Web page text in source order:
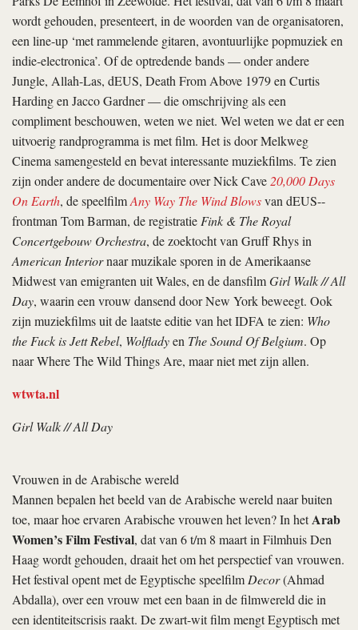
wordt gehouden, presenteert, in de woorden van de organisatoren,
een line-up ‘met rammelende gitaren, avontuurlijke popmuziek en
indie-electronica’. Of de optredende bands — onder andere
Jungle, Allah-Las, dEUS, Death From Above 1979 en Curtis
Harding en Jacco Gardner — die omschrijving als een
compliment beschouwen, weten we niet. Wel weten we dat er een
uitvoerig randprogramma is met film. Het is door Melkweg
Cinema samengesteld en bevat interessante muziekfilms. Te zien
zijn onder andere de documentaire over Nick Cave20,000 Days
On Earth, de speelfilmAny Way The Wind Blowsvan dEUS-­
frontman Tom Barman, de registratieFink & The Royal
Concertgebouw Orchestra, de zoektocht van Gruff Rhys in
American Interiornaar muzikale sporen in de Amerikaanse
Midwest van emigranten uit Wales, en de dansfilmGirl Walk // All
Day, waarin een vrouw dansend door New York beweegt. Ook
zijn muziekfilms uit de laatste editie van het IDFA te zien: Who
the Fuck is Jett Rebel, Wolfladyen The Sound Of Belgium. Op
naar Where The Wild Things Are, maar niet met zijn allen.
wtwta.nl
Girl Walk // All Day
Vrouwen in de Arabische wereld
Mannen bepalen het beeld van de Arabische wereld naar buiten
toe, maar hoe ervaren Arabische vrouwen het leven? In hetArab
Women’s Film Festival, dat van 6 t/m 8 maart in Filmhuis Den
Haag wordt gehouden, draait het om het perspectief van vrouwen.
Het festival opent met de Egyptische speelfilmDecor(Ahmad
Abdalla), over een vrouw met een baan in de filmwereld die in
een identiteitscrisis raakt. De zwart-wit film mengt Egyptisch met